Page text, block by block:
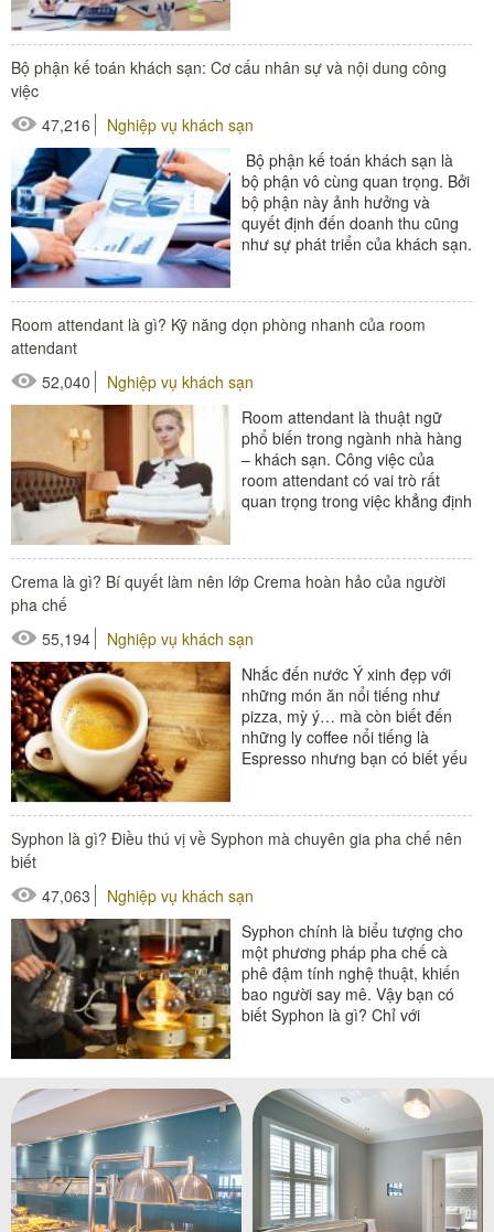
#thiết bị sảnh - ngoại cảnh
Bộ phận kế toán khách sạn: Cơ cấu nhân sự và nội dung công
việc
47,216
Nghiệp vụ khách sạn
Bộ phận kế toán khách sạn là
bộ phận vô cùng quan trọng. Bởi
bộ phận này ảnh hưởng và
quyết định đến doanh thu cũng
như sự phát triển của khách sạn.
#thiết bị sảnh - ngoại cảnh
Room attendant là gì? Kỹ năng dọn phòng nhanh của room
attendant
52,040
Nghiệp vụ khách sạn
Room attendant là thuật ngữ
phổ biến trong ngành nhà hàng
– khách sạn. Công việc của
room attendant có vai trò rất
quan trọng trong việc khẳng định
Crema là gì? Bí quyết làm nên lớp Crema hoàn hảo của người
pha chế
55,194
Nghiệp vụ khách sạn
Nhắc đến nước Ý xinh đẹp với
những món ăn nổi tiếng như
pizza, mỳ ý… mà còn biết đến
những ly coffee nổi tiếng là
Espresso nhưng bạn có biết yếu
Syphon là gì? Điều thú vị về Syphon mà chuyên gia pha chế nên
biết
47,063
Nghiệp vụ khách sạn
Syphon chính là biểu tượng cho
một phương pháp pha chế cà
phê đậm tính nghệ thuật, khiến
bao người say mê. Vậy bạn có
biết Syphon là gì? Chỉ với
#thiết bị nhà hàng - bếp